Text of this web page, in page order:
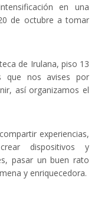
en una
de octubre a tomar
de Irulana, piso 13
que nos avises por
así organizamos el
experiencias,
dispositivos y
pasar un buen rato
y enriquecedora.